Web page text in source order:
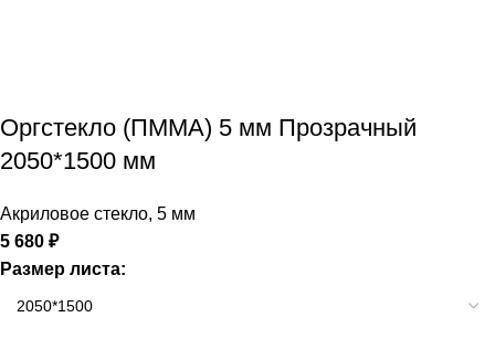
Оргстекло (ПММА) 5 мм Прозрачный
2050*1500 мм
Акриловое стекло, 5 мм
5 680 ₽
Размер листа: